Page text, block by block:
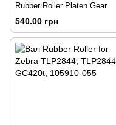
Rubber Roller Platen Gear
540.00 грн